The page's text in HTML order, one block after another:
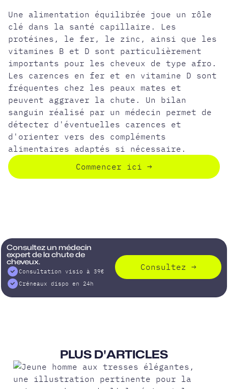
Une alimentation équilibrée joue un rôle
clé dans la santé capillaire. Les
protéines, le fer, le zinc, ainsi que les
vitamines B et D sont particulièrement
importants pour les cheveux de type afro.
Les carences en fer et en vitamine D sont
fréquentes chez les peaux mates et
peuvent aggraver la chute. Un bilan
sanguin réalisé par un médecin permet de
détecter d'éventuelles carences et
d'orienter vers des compléments
alimentaires adaptés si nécessaire.
Commencer ici →
Consultez un médecin
expert de la chute de
cheveux.
Consultation visio à 39€
Créneaux dispo en 24h
Consultez →
PLUS D'ARTICLES